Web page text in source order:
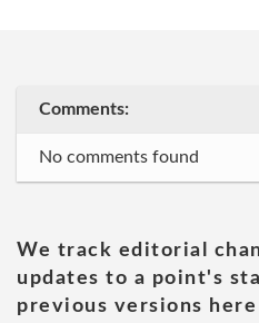
Comments:
No comments found
We track editorial
updates to a point's
previous versions